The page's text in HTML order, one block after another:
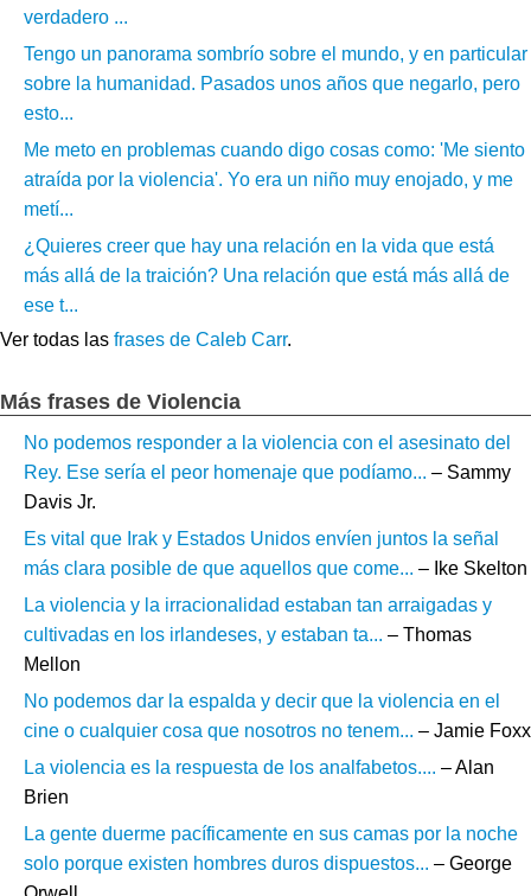
verdadero ...
Tengo un panorama sombrío sobre el mundo, y en particular
sobre la humanidad. Pasados ​​unos años que negarlo, pero
esto...
Me meto en problemas cuando digo cosas como: 'Me siento
atraída por la violencia'. Yo era un niño muy enojado, y me
metí...
¿Quieres creer que hay una relación en la vida que está
más allá de la traición? Una relación que está más allá de
ese t...
Ver todas las frases de Caleb Carr.
Más frases de Violencia
No podemos responder a la violencia con el asesinato del
Rey. Ese sería el peor homenaje que podíamo... – Sammy
Davis Jr.
Es vital que Irak y Estados Unidos envíen juntos la señal
más clara posible de que aquellos que come... – Ike Skelton
La violencia y la irracionalidad estaban tan arraigadas y
cultivadas en los irlandeses, y estaban ta... – Thomas
Mellon
No podemos dar la espalda y decir que la violencia en el
cine o cualquier cosa que nosotros no tenem... – Jamie Foxx
La violencia es la respuesta de los analfabetos.... – Alan
Brien
La gente duerme pacíficamente en sus camas por la noche
solo porque existen hombres duros dispuestos... – George